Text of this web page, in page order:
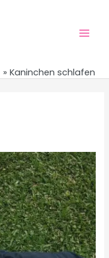
Kaninchen schlafen